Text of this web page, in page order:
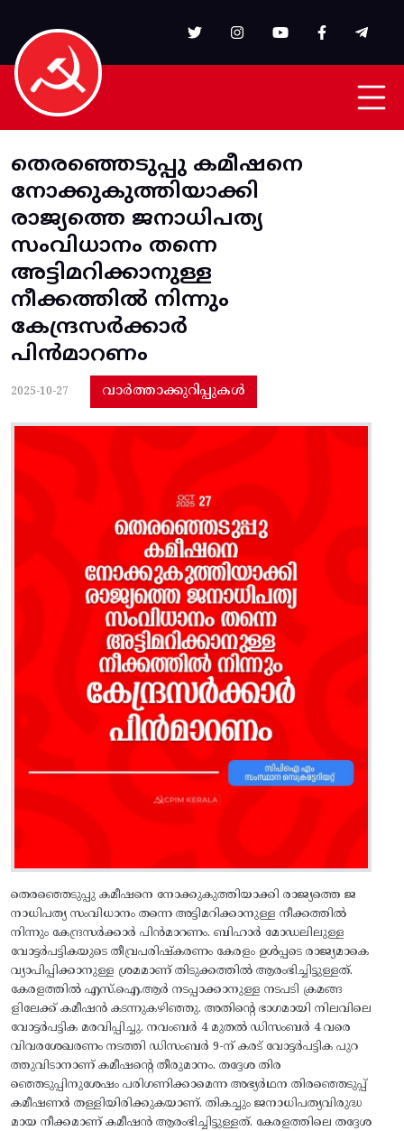
തെരഞ്ഞെടുപ്പു കമീഷനെ
നോക്കുകുത്തിയാക്കി
രാജ്യത്തെ ജനാധിപത്യ
സംവിധാനം തന്നെ
അട്ടിമറിക്കാനുള്ള
നീക്കത്തില്‍ നിന്നും
കേന്ദ്രസര്‍ക്കാര്‍
പിന്‍മാറണം
2025-10-27 വാർത്താക്കുറിപ്പുകൾ
തെരഞ്ഞെടുപ്പു കമീഷനെ നോക്കുകുത്തിയാക്കി രാജ്യത്തെ ജ
നാധിപത്യ സംവിധാനം തന്നെ അട്ടിമറിക്കാനുള്ള നീക്കത്തില്‍
നിന്നും കേന്ദ്രസര്‍ക്കാര്‍ പിന്‍മാറണം. ബിഹാര്‍ മോഡലിലുള്ള
വോട്ടര്‍പട്ടികയുടെ തീവ്രപരിഷ്‌കരണം കേരളം ഉള്‍പ്പടെ രാജ്യമാകെ
വ്യാപിപ്പിക്കാനുള്ള ശ്രമമാണ്‌ തിടുക്കത്തില്‍ ആരംഭിച്ചിട്ടുള്ളത്‌.
കേരളത്തില്‍ എസ്‌.ഐ.ആര്‍ നടപ്പാക്കാനുള്ള നടപടി ക്രമങ്ങ
ളിലേക്ക്‌ കമീഷന്‍ കടന്നുകഴിഞ്ഞു. അതിന്റെ ഭാഗമായി നിലവിലെ
വോട്ടര്‍പട്ടിക മരവിപ്പിച്ചു. നവംബര്‍ 4 മുതല്‍ ഡിസംബര്‍ 4 വരെ
വിവരശേഖരണം നടത്തി ഡിസംബര്‍ 9-ന്‌ കരട്‌ വോട്ടര്‍പട്ടിക പുറ
ത്തുവിടാനാണ്‌ കമീഷന്റെ തീരുമാനം. തദ്ദേശ തിര
ഞ്ഞെടുപ്പിനുശേഷം പരിഗണിക്കാമെന്ന അഭ്യര്‍ഥന തിരഞ്ഞെടുപ്പ്‌
കമീഷണര്‍ തള്ളിയിരിക്കുകയാണ്‌. തികച്ചും ജനാധിപത്യവിരുദ്ധ
മായ നീക്കമാണ്‌ കമീഷന്‍ ആരംഭിച്ചിട്ടുള്ളത്. കേരളത്തിലെ തദ്ദേശ